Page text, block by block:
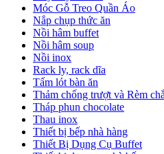
Móc Gỗ Treo Quần Áo
Nắp chụp thức ăn
Nồi hâm buffet
Nồi hâm soup
Nồi inox
Rack ly, rack dĩa
Tấm lót bàn ăn
Thảm chống trượt và Rèm
Tháp phun chocolate
Thau inox
Thiết bị bếp nhà hàng
Thiết Bị Dụng Cụ Buffet